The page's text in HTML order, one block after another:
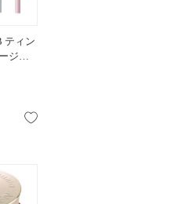
ティン
ージ…